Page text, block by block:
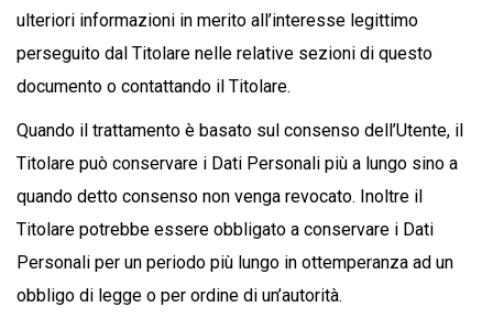
ulteriori informazioni in merito all’interesse legittimo
perseguito dal Titolare nelle relative sezioni di questo
documento o contattando il Titolare.
Quando il trattamento è basato sul consenso dell’Utente, il
Titolare può conservare i Dati Personali più a lungo sino a
quando detto consenso non venga revocato. Inoltre il
Titolare potrebbe essere obbligato a conservare i Dati
Personali per un periodo più lungo in ottemperanza ad un
obbligo di legge o per ordine di un’autorità.